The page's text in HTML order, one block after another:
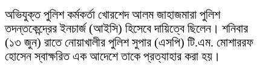
অভিযুক্ত পুলিশ কর্মকর্তা খোরশেদ আলম জাহাজমারা পুলিশ
তদন্তকেন্দ্রের ইনচার্জ (আইসি) হিসেবে দায়িত্বে ছিলেন। শনিবার
(১৩ জুন) রাতে নোয়াখালীর পুলিশ সুপার (এসপি) টি.এম. মোশাররফ
হোসেন স্বাক্ষরিত এক আদেশে তাকে প্রত্যাহার করা হয়।